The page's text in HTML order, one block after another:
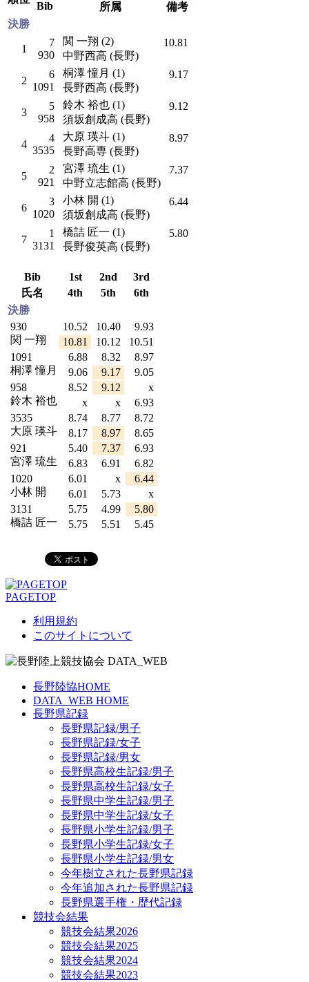
Bib 所属
備考
決勝
1
7
930
関 一翔 (2)
中野西高 (長野)
10.81
2
6
1091
桐澤 憧月 (1)
長野西高 (長野)
9.17
3
5
958
鈴木 裕也 (1)
須坂創成高 (長野)
9.12
4
4
3535
大原 瑛斗 (1)
長野高専 (長野)
8.97
5
2
921
宮澤 琉生 (1)
中野立志館高 (長野)
7.37
6
3
1020
小林 開 (1)
須坂創成高 (長野)
6.44
7
1
3131
橋詰 匠一 (1)
長野俊英高 (長野)
5.80
Bib 1st 2nd
3rd
氏名
4th 5th
6th
決勝
930
関 一翔
10.52 10.40
9.93
10.81
10.12
10.51
1091
桐澤 憧月
6.88 8.32
8.97
9.06
9.17
9.05
958
鈴木 裕也
8.52 9.12
x
x
x
6.93
3535
大原 瑛斗
8.74 8.77
8.72
8.17
8.97
8.65
921
宮澤 琉生
5.40 7.37
6.93
6.83
6.91
6.82
1020
小林 開
6.01 x
6.44
6.01
5.73
x
3131
橋詰 匠一
5.75 4.99
5.80
5.75
5.51 5.45
PAGETOP
利用規約
このサイトについて
長野陸協HOME
DATA_WEB HOME
長野県記録
長野県記録/男子
長野県記録/女子
長野県記録/男女
長野県高校生記録/男子
長野県高校生記録/女子
長野県中学生記録/男子
長野県中学生記録/女子
長野県小学生記録/男子
長野県小学生記録/女子
長野県小学生記録/男女
今年樹立された長野県記録
今年追加された長野県記録
長野県選手権・歴代記録
競技会結果
競技会結果2026
競技会結果2025
競技会結果2024
競技会結果2023